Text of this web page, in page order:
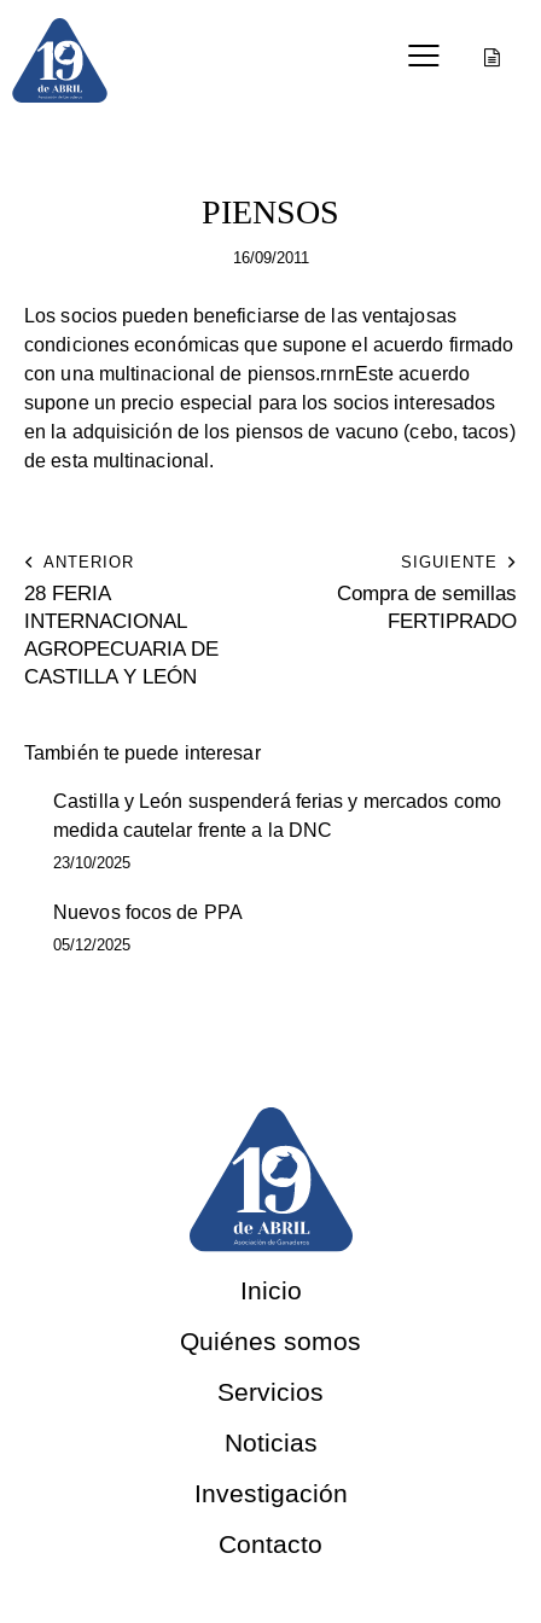
PIENSOS
16/09/2011
Los socios pueden beneficiarse de las ventajosas
condiciones económicas que supone el acuerdo firmado
con una multinacional de piensos.rnrnEste acuerdo
supone un precio especial para los socios interesados
en la adquisición de los piensos de vacuno (cebo, tacos)
de esta multinacional.
ANTERIOR
28 FERIA
INTERNACIONAL
AGROPECUARIA DE
CASTILLA Y LEÓN
SIGUIENTE
Compra de semillas
FERTIPRADO
También te puede interesar
Castilla y León suspenderá ferias y mercados como
medida cautelar frente a la DNC
23/10/2025
Nuevos focos de PPA
05/12/2025
Inicio
Quiénes somos
Servicios
Noticias
Investigación
Contacto